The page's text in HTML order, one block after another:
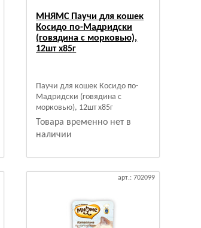
МНЯМС Паучи для кошек
Косидо по-Мадридски
(говядина с морковью),
12шт х85г
Паучи для кошек Косидо по-
Мадридски (говядина с
морковью), 12шт х85г
Товара временно нет в
наличии
арт.: 702099